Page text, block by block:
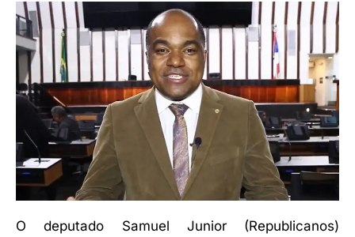
O deputado Samuel Junior (Republicanos)